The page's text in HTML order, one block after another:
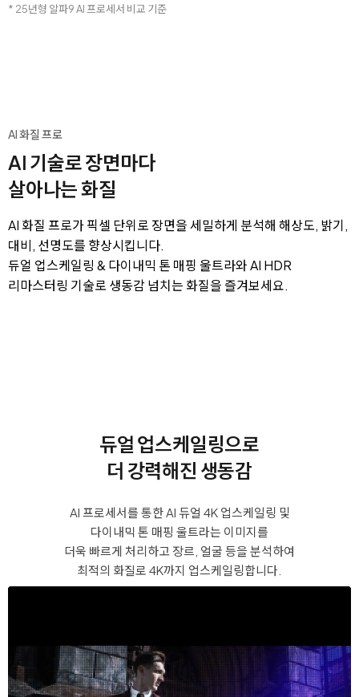
* 25년형 알파9 AI 프로세서 비교 기준
AI 화질 프로
AI 기술로 장면마다
살아나는 화질
AI 화질 프로가 픽셀 단위로 장면을 세밀하게 분석해 해상도, 밝기,
대비, 선명도를 향상시킵니다.
듀얼 업스케일링 & 다이내믹 톤 매핑 울트라와 AI HDR
리마스터링 기술로 생동감 넘치는 화질을 즐겨보세요.
듀얼 업스케일링으로
더 강력해진 생동감
AI 프로세서를 통한 AI 듀얼 4K 업스케일링 및
다이내믹 톤 매핑 울트라는 이미지를
더욱 빠르게 처리하고 장르, 얼굴 등을 분석하여
최적의 화질로 4K까지 업스케일링합니다.